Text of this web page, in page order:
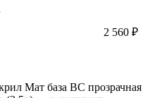
2 560 ₽